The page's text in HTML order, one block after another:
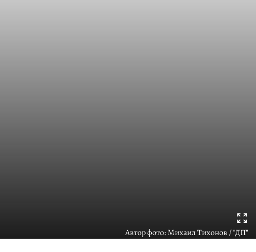
Автор фото:Михаил Тихонов / "ДП"